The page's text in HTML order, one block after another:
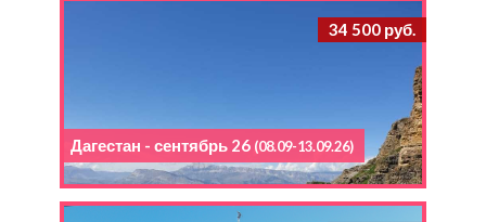
34 500 руб.
Дагестан - сентябрь 26 (08.09-13.09.26)